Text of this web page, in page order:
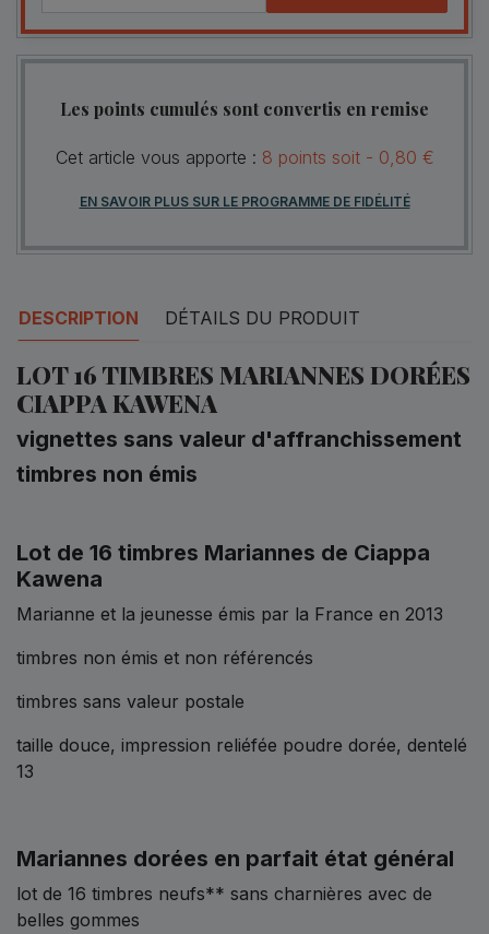
Les points cumulés sont convertis en remise
Cet article vous apporte : 8 points soit - 0,80 €
EN SAVOIR PLUS SUR LE PROGRAMME DE FIDÉLITÉ
DESCRIPTION DÉTAILS DU PRODUIT
LOT 16 TIMBRES MARIANNES DORÉES
CIAPPA KAWENA
vignettes sans valeur d'affranchissement
timbres non émis
Lot de 16 timbres Mariannes de Ciappa
Kawena
Marianne et la jeunesse émis par la France en 2013
timbres non émis et non référencés
timbres sans valeur postale
taille douce, impression reliéfée poudre dorée, dentelé
13
Mariannes dorées en parfait état général
lot de 16 timbres neufs** sans charnières avec de
belles gommes